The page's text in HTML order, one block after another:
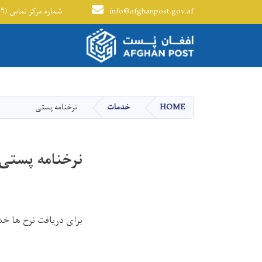
info@afghanpost.gov.af +۹۳(۰) ۲۰۲۹۲۷۹۷۰ - شماره مرکز تماس (۱۹۹)
Main navigation
HOME خدمات نرخنامه پستی
نرخنامه پستی
برای دریافت نرخ ها